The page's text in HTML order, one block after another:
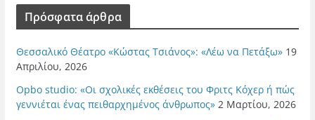
Πρόσφατα άρθρα
Θεσσαλικό Θέατρο «Κώστας Τσιάνος»: «Λέω να Πετάξω» 19
Απριλίου, 2026
Opbo studio: «Οι σχολικές εκθέσεις του Φριτς Κόχερ ή πώς
γεννιέται ένας πειθαρχημένος άνθρωπος» 2 Μαρτίου, 2026